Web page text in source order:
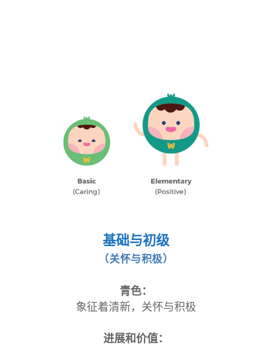
基础与初级
（关怀与积极）
青色：
象征着清新，关怀与积极
进展和价值：